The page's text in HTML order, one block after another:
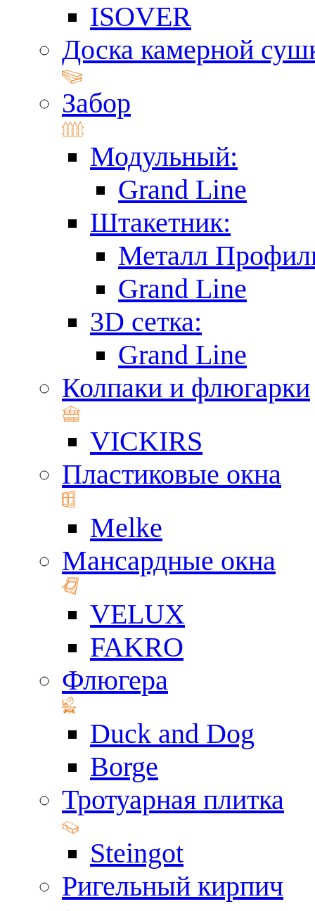
ISOVER
Доска камерной
Забор
Модульный:
Grand Line
Штакетник:
Металл
Grand Line
3D сетка:
Grand Line
Колпаки и флюгарки
VICKIRS
Пластиковые окна
Melke
Мансардные окна
VELUX
FAKRO
Флюгера
Duck and Dog
Borge
Тротуарная плитка
Steingot
Ригельный кирпич